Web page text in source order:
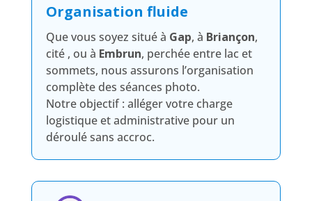
Organisation fluide
Que vous soyez situé à Gap, à Briançon,
cité , ou à Embrun, perchée entre lac et
sommets, nous assurons l’organisation
complète des séances photo.
Notre objectif : alléger votre charge
logistique et administrative pour un
déroulé sans accroc.